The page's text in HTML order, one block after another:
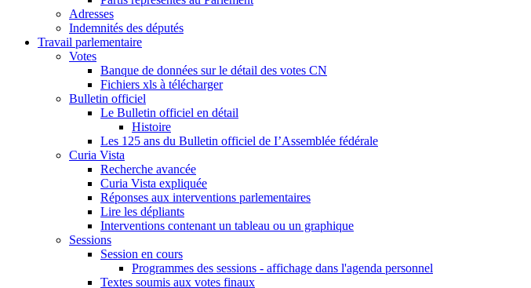
Adresses
Indemnités des députés
Travail parlementaire
Votes
Banque de données sur le détail des votes CN
Fichiers xls à télécharger
Bulletin officiel
Le Bulletin officiel en détail
Histoire
Les 125 ans du Bulletin officiel de I’Assemblée fédérale
Curia Vista
Recherche avancée
Curia Vista expliquée
Réponses aux interventions parlementaires
Lire les dépliants
Interventions contenant un tableau ou un graphique
Sessions
Session en cours
Programmes des sessions - affichage dans l'agenda personnel
Textes soumis aux votes finaux